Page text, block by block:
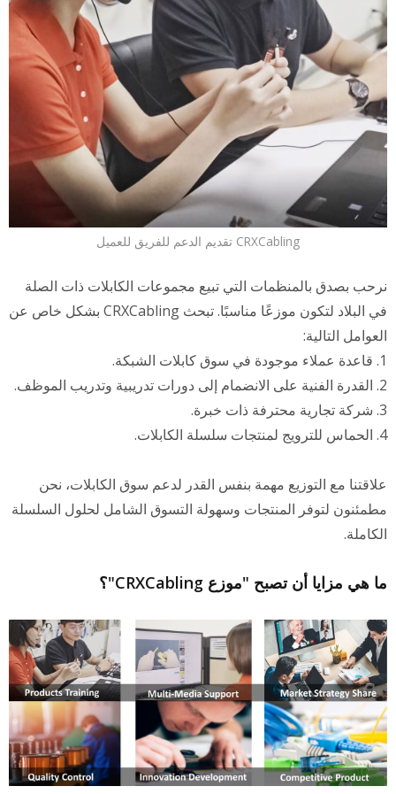
CRXCabling تقديم الدعم للفريق للعميل
نرحب بصدق بالمنظمات التي تبيع مجموعات الكابلات ذات الصلة
في البلاد لتكون موزعًا مناسبًا. تبحث CRXCabling بشكل خاص عن
العوامل التالية:
1. قاعدة عملاء موجودة في سوق كابلات الشبكة.
2. القدرة الفنية على الانضمام إلى دورات تدريبية وتدريب الموظف.
3. شركة تجارية محترفة ذات خبرة.
4. الحماس للترويج لمنتجات سلسلة الكابلات.
علاقتنا مع التوزيع مهمة بنفس القدر لدعم سوق الكابلات، نحن
مطمئنون لتوفر المنتجات وسهولة التسوق الشامل لحلول السلسلة
الكاملة.
ما هي مزايا أن تصبح "موزع CRXCabling"؟